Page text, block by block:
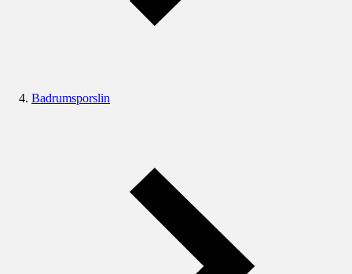
Badrumsporslin